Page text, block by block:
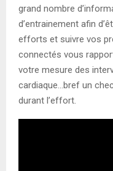
grand nombre
d’entrainement afin
efforts et suivre vos
connectés vous
votre mesure des
cardiaque…bref un
durant l’effort.